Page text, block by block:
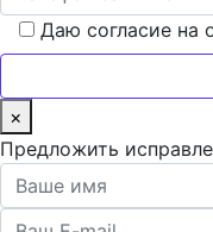
Даю согласие на
×
Предложить